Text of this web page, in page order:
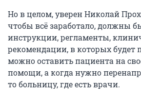
Но в целом, уверен Николай
чтобы всё заработало, должны
инструкции, регламенты,
рекомендации, в которых будет
можно оставить пациента на
помощи, а когда нужно
то больницу, где есть врачи.